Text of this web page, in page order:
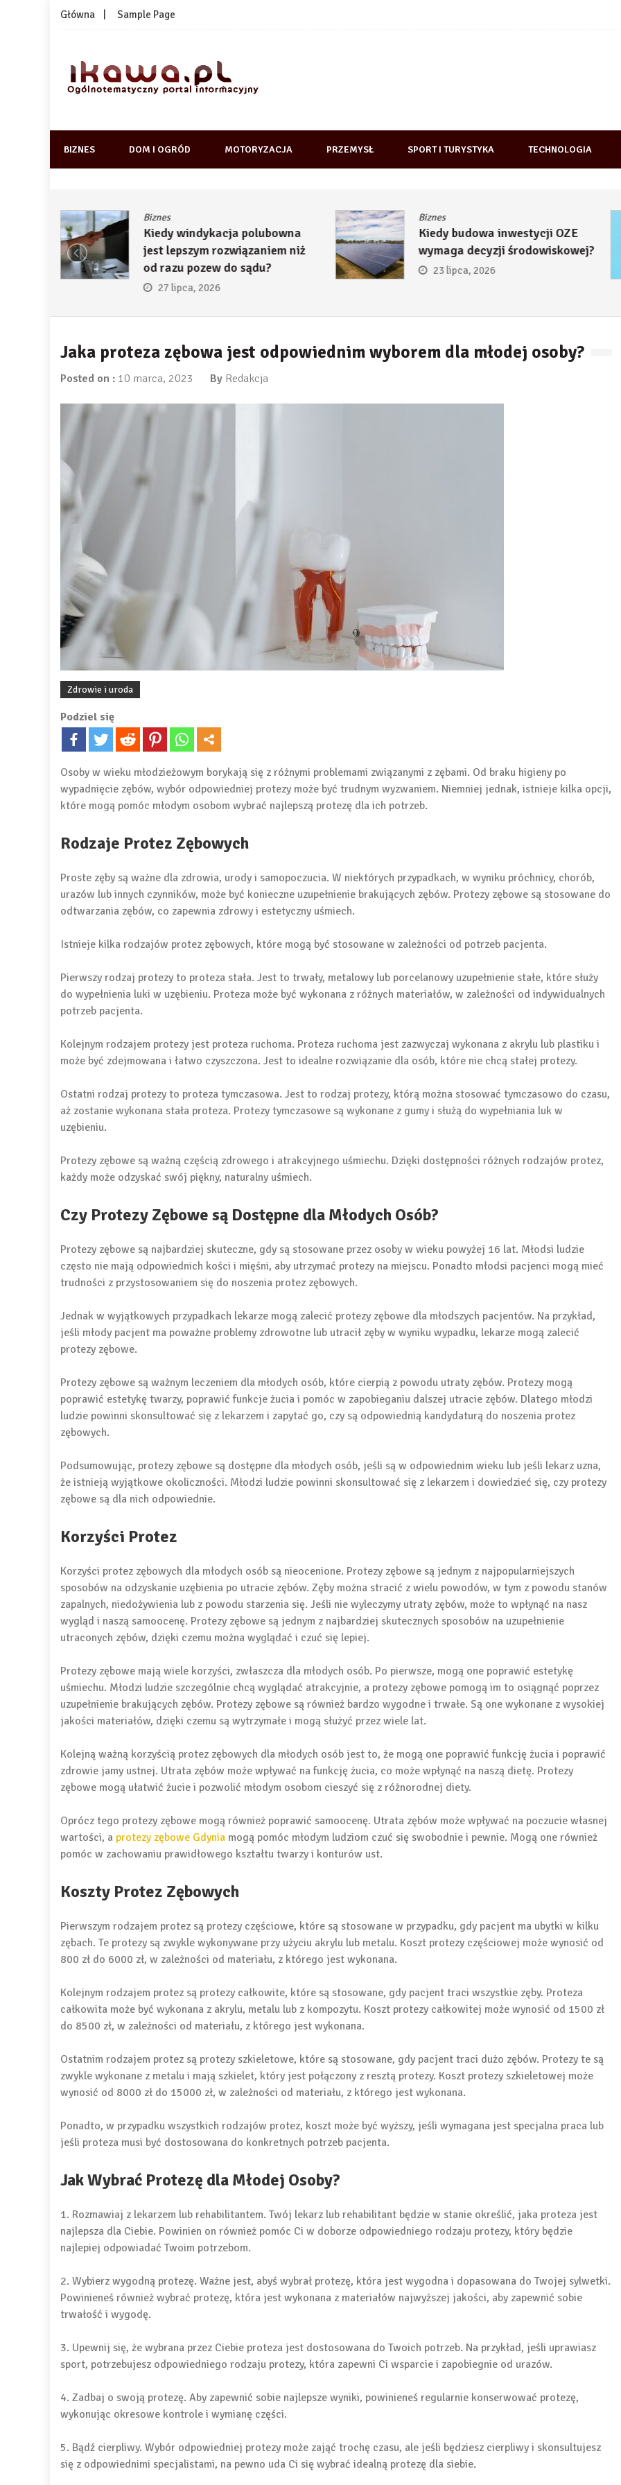
Skip
Główna Sample Page
1kawa.pl
BIZNES DOM I OGRÓD MOTORYZACJA PRZEMYSŁ SPORT I TURYSTYKA TECHNOLOGIA
Biznes
Kiedy windykacja polubowna
jest lepszym rozwiązaniem niż
od razu pozew do sądu?
27 lipca, 2026
Biznes
Kiedy budowa inwestycji OZE
wymaga decyzji środowiskowej?
23 lipca, 2026
Jaka proteza zębowa jest odpowiednim wyborem dla młodej osoby?
Posted on : 10 marca, 2023 By Redakcja
Zdrowie i uroda
Podziel się
Osoby w wieku młodzieżowym borykają się z różnymi problemami związanymi z zębami. Od braku higieny po
wypadnięcie zębów, wybór odpowiedniej protezy może być trudnym wyzwaniem. Niemniej jednak, istnieje kilka opcji,
które mogą pomóc młodym osobom wybrać najlepszą protezę dla ich potrzeb.
Rodzaje Protez Zębowych
Proste zęby są ważne dla zdrowia, urody i samopoczucia. W niektórych przypadkach, w wyniku próchnicy, chorób,
urazów lub innych czynników, może być konieczne uzupełnienie brakujących zębów. Protezy zębowe są stosowane do
odtwarzania zębów, co zapewnia zdrowy i estetyczny uśmiech.
Istnieje kilka rodzajów protez zębowych, które mogą być stosowane w zależności od potrzeb pacjenta.
Pierwszy rodzaj protezy to proteza stała. Jest to trwały, metalowy lub porcelanowy uzupełnienie stałe, które służy
do wypełnienia luki w uzębieniu. Proteza może być wykonana z różnych materiałów, w zależności od indywidualnych
potrzeb pacjenta.
Kolejnym rodzajem protezy jest proteza ruchoma. Proteza ruchoma jest zazwyczaj wykonana z akrylu lub plastiku i
może być zdejmowana i łatwo czyszczona. Jest to idealne rozwiązanie dla osób, które nie chcą stałej protezy.
Ostatni rodzaj protezy to proteza tymczasowa. Jest to rodzaj protezy, którą można stosować tymczasowo do czasu,
aż zostanie wykonana stała proteza. Protezy tymczasowe są wykonane z gumy i służą do wypełniania luk w
uzębieniu.
Protezy zębowe są ważną częścią zdrowego i atrakcyjnego uśmiechu. Dzięki dostępności różnych rodzajów protez,
każdy może odzyskać swój piękny, naturalny uśmiech.
Czy Protezy Zębowe są Dostępne dla Młodych Osób?
Protezy zębowe są najbardziej skuteczne, gdy są stosowane przez osoby w wieku powyżej 16 lat. Młodsi ludzie
często nie mają odpowiednich kości i mięśni, aby utrzymać protezy na miejscu. Ponadto młodsi pacjenci mogą mieć
trudności z przystosowaniem się do noszenia protez zębowych.
Jednak w wyjątkowych przypadkach lekarze mogą zalecić protezy zębowe dla młodszych pacjentów. Na przykład,
jeśli młody pacjent ma poważne problemy zdrowotne lub utracił zęby w wyniku wypadku, lekarze mogą zalecić
protezy zębowe.
Protezy zębowe są ważnym leczeniem dla młodych osób, które cierpią z powodu utraty zębów. Protezy mogą
poprawić estetykę twarzy, poprawić funkcje żucia i pomóc w zapobieganiu dalszej utracie zębów. Dlatego młodzi
ludzie powinni skonsultować się z lekarzem i zapytać go, czy są odpowiednią kandydaturą do noszenia protez
zębowych.
Podsumowując, protezy zębowe są dostępne dla młodych osób, jeśli są w odpowiednim wieku lub jeśli lekarz uzna,
że istnieją wyjątkowe okoliczności. Młodzi ludzie powinni skonsultować się z lekarzem i dowiedzieć się, czy protezy
zębowe są dla nich odpowiednie.
Korzyści Protez
Korzyści protez zębowych dla młodych osób są nieocenione. Protezy zębowe są jednym z najpopularniejszych
sposobów na odzyskanie uzębienia po utracie zębów. Zęby można stracić z wielu powodów, w tym z powodu stanów
zapalnych, niedożywienia lub z powodu starzenia się. Jeśli nie wyleczymy utraty zębów, może to wpłynąć na nasz
wygląd i naszą samoocenę. Protezy zębowe są jednym z najbardziej skutecznych sposobów na uzupełnienie
utraconych zębów, dzięki czemu można wyglądać i czuć się lepiej.
Protezy zębowe mają wiele korzyści, zwłaszcza dla młodych osób. Po pierwsze, mogą one poprawić estetykę
uśmiechu. Młodzi ludzie szczególnie chcą wyglądać atrakcyjnie, a protezy zębowe pomogą im to osiągnąć poprzez
uzupełnienie brakujących zębów. Protezy zębowe są również bardzo wygodne i trwałe. Są one wykonane z wysokiej
jakości materiałów, dzięki czemu są wytrzymałe i mogą służyć przez wiele lat.
Kolejną ważną korzyścią protez zębowych dla młodych osób jest to, że mogą one poprawić funkcję żucia i poprawić
zdrowie jamy ustnej. Utrata zębów może wpływać na funkcję żucia, co może wpłynąć na naszą dietę. Protezy
zębowe mogą ułatwić żucie i pozwolić młodym osobom cieszyć się z różnorodnej diety.
Oprócz tego protezy zębowe mogą również poprawić samoocenę. Utrata zębów może wpływać na poczucie własnej
wartości, a protezy zębowe Gdynia mogą pomóc młodym ludziom czuć się swobodnie i pewnie. Mogą one również
pomóc w zachowaniu prawidłowego kształtu twarzy i konturów ust.
Koszty Protez Zębowych
Pierwszym rodzajem protez są protezy częściowe, które są stosowane w przypadku, gdy pacjent ma ubytki w kilku
zębach. Te protezy są zwykle wykonywane przy użyciu akrylu lub metalu. Koszt protezy częściowej może wynosić od
800 zł do 6000 zł, w zależności od materiału, z którego jest wykonana.
Kolejnym rodzajem protez są protezy całkowite, które są stosowane, gdy pacjent traci wszystkie zęby. Proteza
całkowita może być wykonana z akrylu, metalu lub z kompozytu. Koszt protezy całkowitej może wynosić od 1500 zł
do 8500 zł, w zależności od materiału, z którego jest wykonana.
Ostatnim rodzajem protez są protezy szkieletowe, które są stosowane, gdy pacjent traci dużo zębów. Protezy te są
zwykle wykonane z metalu i mają szkielet, który jest połączony z resztą protezy. Koszt protezy szkieletowej może
wynosić od 8000 zł do 15000 zł, w zależności od materiału, z którego jest wykonana.
Ponadto, w przypadku wszystkich rodzajów protez, koszt może być wyższy, jeśli wymagana jest specjalna praca lub
jeśli proteza musi być dostosowana do konkretnych potrzeb pacjenta.
Jak Wybrać Protezę dla Młodej Osoby?
1. Rozmawiaj z lekarzem lub rehabilitantem. Twój lekarz lub rehabilitant będzie w stanie określić, jaka proteza jest
najlepsza dla Ciebie. Powinien on również pomóc Ci w doborze odpowiedniego rodzaju protezy, który będzie
najlepiej odpowiadać Twoim potrzebom.
2. Wybierz wygodną protezę. Ważne jest, abyś wybrał protezę, która jest wygodna i dopasowana do Twojej sylwetki.
Powinieneś również wybrać protezę, która jest wykonana z materiałów najwyższej jakości, aby zapewnić sobie
trwałość i wygodę.
3. Upewnij się, że wybrana przez Ciebie proteza jest dostosowana do Twoich potrzeb. Na przykład, jeśli uprawiasz
sport, potrzebujesz odpowiedniego rodzaju protezy, która zapewni Ci wsparcie i zapobiegnie od urazów.
4. Zadbaj o swoją protezę. Aby zapewnić sobie najlepsze wyniki, powinieneś regularnie konserwować protezę,
wykonując okresowe kontrole i wymianę części.
5. Bądź cierpliwy. Wybór odpowiedniej protezy może zająć trochę czasu, ale jeśli będziesz cierpliwy i skonsultujesz
się z odpowiednimi specjalistami, na pewno uda Ci się wybrać idealną protezę dla siebie.